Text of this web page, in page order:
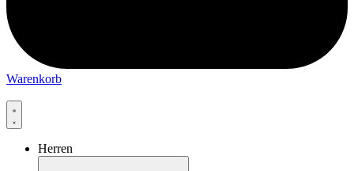
Warenkorb
Herren